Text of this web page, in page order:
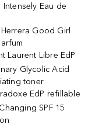
Intensely Eau de
Good Girl
Laurent Libre EdP
Glycolic Acid
toner
EdP refillable
SPF 15